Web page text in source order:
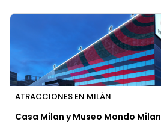
ATRACCIONES EN MILÁN
Casa Milan y Museo Mondo Milan